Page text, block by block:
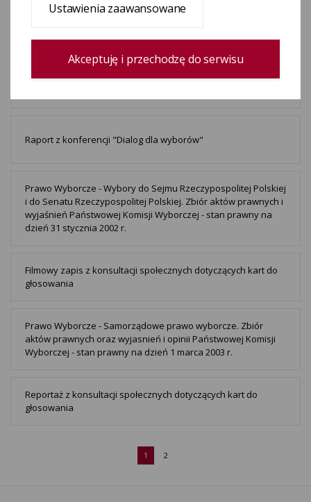
Nowy wzór karty do głosowania - wyraź swoją opinię
Prawo Wyborcze - Wybory Prezydenta Rzeczypospolitej
Polskiej. Zbiór aktów prawnych oraz wyjaśnień Państwowej
Raport z konferencji "Dialog dla wyborów"
Prawo Wyborcze - Wybory do Sejmu Rzeczypospolitej Polskiej
i do Senatu Rzeczypospolitej Polskiej. Zbiór aktów prawnych i
wyjaśnień Państwowej Komisji Wyborczej - stan prawny na
dzień 31 stycznia 2002 r.
Filmowy zapis z konsultacji społecznych dotyczących kart do
głosowania
Prawo Wyborcze - Samorządowe prawo wyborcze. Zbiór
aktów prawnych oraz wyjasnień i opinii Państwowej Komisji
Wyborczej - stan prawny na dzień 1 marca 2003 r.
Reportaż z konsultacji społecznych dotyczących kart do
głosowania
1 2
Ustawienia zaawansowane
Akceptuję i przechodzę do serwisu